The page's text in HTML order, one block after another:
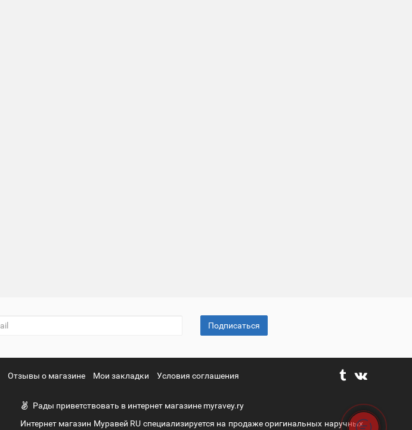
Подписаться
Отзывы о магазине Мои закладки Условия соглашения
Рады приветствовать в интернет магазине myravey.ry
Интернет магазин Муравей RU специализируется на продаже оригинальных наручных